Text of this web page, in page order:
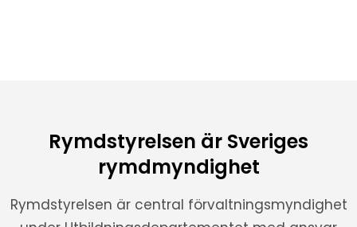
Rymdstyrelsen är Sveriges
rymdmyndighet
Rymdstyrelsen är central förvaltningsmyndighet